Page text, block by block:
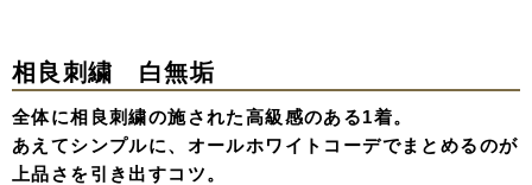
相良刺繍 白無垢
全体に相良刺繍の施された高級感のある1着。
あえてシンプルに、オールホワイトコーデでまとめるのが
上品さを引き出すコツ。